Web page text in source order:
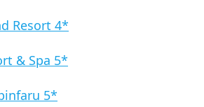
Resort 4*
& Spa 5*
5*